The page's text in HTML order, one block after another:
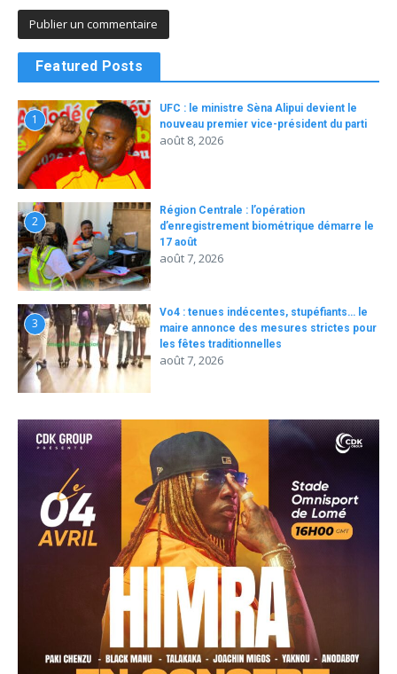
Featured Posts
1
UFC : le ministre Sèna Alipui devient le
nouveau premier vice-président du parti
août 8, 2026
2
Région Centrale : l’opération
d’enregistrement biométrique démarre le
17 août
août 7, 2026
3
Vo4 : tenues indécentes, stupéfiants… le
maire annonce des mesures strictes pour
les fêtes traditionnelles
août 7, 2026